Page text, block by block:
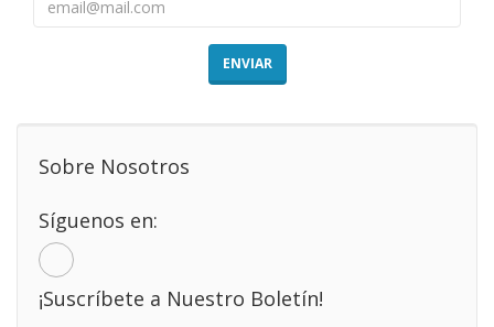
ENVIAR
Sobre Nosotros
Síguenos en:
¡Suscríbete a Nuestro Boletín!